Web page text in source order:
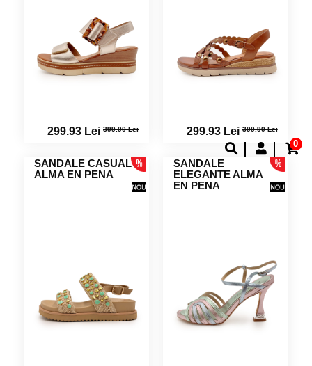
0
299.93 Lei 399.90 Lei 299.93 Lei399.90 Lei
SANDALE CASUAL
ALMA EN PENA
SANDALE
ELEGANTE ALMA
EN PENA